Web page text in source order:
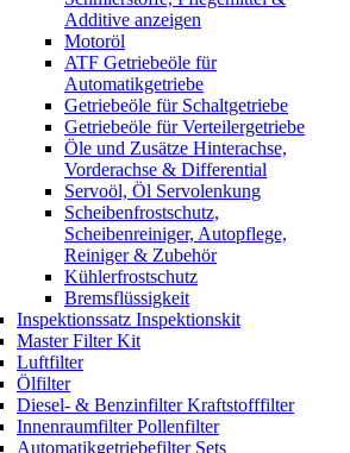
Additive anzeigen
Motoröl
ATF Getriebeöle für
Automatikgetriebe
Getriebeöle für Schaltgetriebe
Getriebeöle für Verteilergetriebe
Öle und Zusätze Hinterachse,
Vorderachse & Differential
Servoöl, Öl Servolenkung
Scheibenfrostschutz,
Scheibenreiniger, Autopflege,
Reiniger & Zubehör
Kühlerfrostschutz
Bremsflüssigkeit
Inspektionssatz Inspektionskit
Master Filter Kit
Luftfilter
Ölfilter
Diesel- & Benzinfilter Kraftstofffilter
Innenraumfilter Pollenfilter
Automatikgetriebefilter Sets